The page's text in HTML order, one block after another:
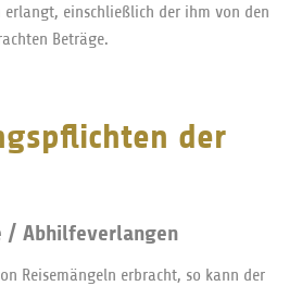
erlangt, einschließlich der ihm von den
Beträge.
der
/ Abhilfeverlangen
Reisemängeln erbracht, so kann der